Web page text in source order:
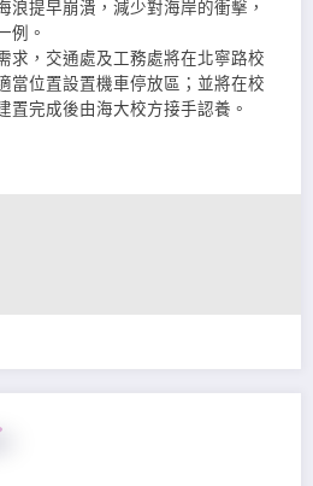
浪提早崩潰，減少對海岸的衝擊，
例。
求，交通處及工務處將在北寧路校
當位置設置機車停放區；並將在校
置完成後由海大校方接手認養。